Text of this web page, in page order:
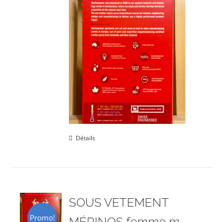
Détails
Promo!
SOUS VETEMENT